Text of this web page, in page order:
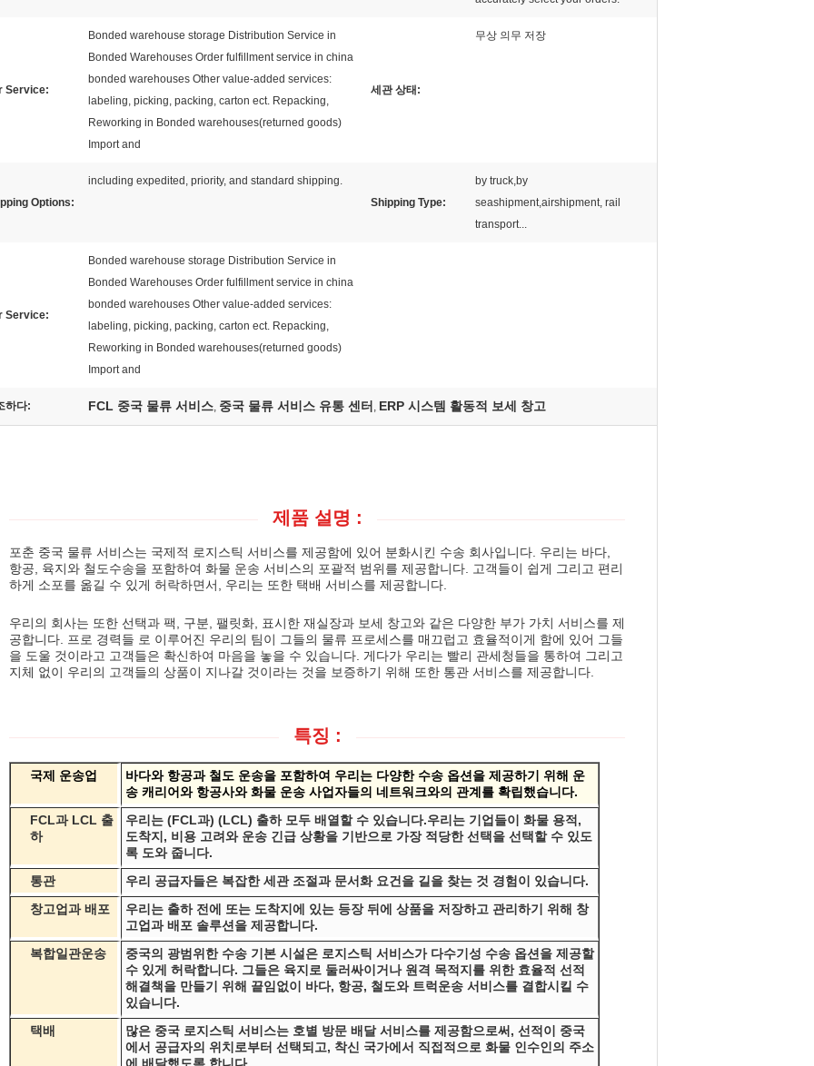
Service:
Bonded warehouse storage Distribution Service in
Bonded Warehouses Order fulfillment service in china
bonded warehouses Other value-added services:
labeling, picking, packing, carton ect. Repacking,
Reworking in Bonded warehouses(returned goods)
Import and
세관 상태:
무상 의무 저장
Options:
including expedited, priority, and standard shipping.
Shipping Type:
by truck,by
seashipment,airshipment, rail
transport...
Service:
Bonded warehouse storage Distribution Service in
Bonded Warehouses Order fulfillment service in china
bonded warehouses Other value-added services:
labeling, picking, packing, carton ect. Repacking,
Reworking in Bonded warehouses(returned goods)
Import and
하다: FCL 중국 물류 서비스, 중국 물류 서비스 유통 센터 , ERP 시스템 활동적 보세 창고
제품 설명 :
포춘 중국 물류 서비스는 국제적 로지스틱 서비스를 제공함에 있어 분화시킨 수송 회사입니다. 우리는 바다,
항공, 육지와 철도수송을 포함하여 화물 운송 서비스의 포괄적 범위를 제공합니다. 고객들이 쉽게 그리고 편리
하게 소포를 옮길 수 있게 허락하면서, 우리는 또한 택배 서비스를 제공합니다.
우리의 회사는 또한 선택과 팩, 구분, 팰릿화, 표시한 재실장과 보세 창고와 같은 다양한 부가 가치 서비스를 제
공합니다. 프로 경력들 로 이루어진 우리의 팀이 그들의 물류 프로세스를 매끄럽고 효율적이게 함에 있어 그들
을 도울 것이라고 고객들은 확신하여 마음을 놓을 수 있습니다. 게다가 우리는 빨리 관세청들을 통하여 그리고
지체 없이 우리의 고객들의 상품이 지나갈 것이라는 것을 보증하기 위해 또한 통관 서비스를 제공합니다.
특징 :
국제 운송업
바다와 항공과 철도 운송을 포함하여 우리는 다양한 수송 옵션을 제공하기 위해 운
송 캐리어와 항공사와 화물 운송 사업자들의 네트워크와의 관계를 확립했습니다.
FCL과 LCL 출
하
우리는 (FCL과) (LCL) 출하 모두 배열할 수 있습니다.우리는 기업들이 화물 용적,
도착지, 비용 고려와 운송 긴급 상황을 기반으로 가장 적당한 선택을 선택할 수 있도
록 도와 줍니다.
통관
우리 공급자들은 복잡한 세관 조절과 문서화 요건을 길을 찾는 것 경험이 있습니다.
창고업과 배포
우리는 출하 전에 또는 도착지에 있는 등장 뒤에 상품을 저장하고 관리하기 위해 창
고업과 배포 솔루션을 제공합니다.
복합일관운송
중국의 광범위한 수송 기본 시설은 로지스틱 서비스가 다수기성 수송 옵션을 제공할
수 있게 허락합니다. 그들은 육지로 둘러싸이거나 원격 목적지를 위한 효율적 선적
해결책을 만들기 위해 끝임없이 바다, 항공, 철도와 트럭운송 서비스를 결합시킬 수
있습니다.
택배
많은 중국 로지스틱 서비스는 호별 방문 배달 서비스를 제공함으로써, 선적이 중국
에서 공급자의 위치로부터 선택되고, 착신 국가에서 직접적으로 화물 인수인의 주소